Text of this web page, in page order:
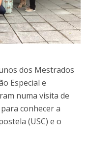
dos Mestrados
Especial e
numa visita de
conhecer a
(USC) e o